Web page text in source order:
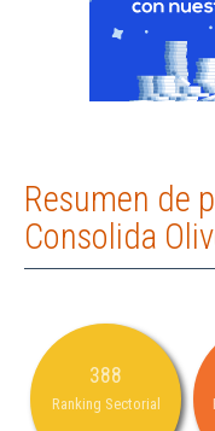
Resumen de
Consolida
388
Ranking Sectorial